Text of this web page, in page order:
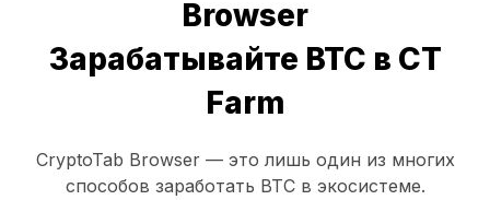
Browser
Зарабатывайте BTC в CT
Farm
CryptoTab Browser— это лишь один из многих
способов заработать BTC в экосистеме.